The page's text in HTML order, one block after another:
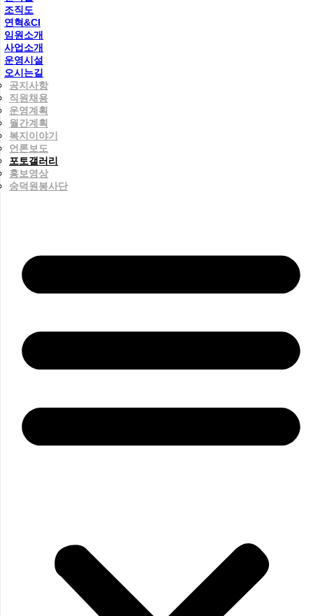
조직도
연혁&CI
임원소개
사업소개
운영시설
오시는길
공지사항
직원채용
운영계획
월간계획
복지이야기
언론보도
포토갤러리
홍보영상
숭덕원봉사단